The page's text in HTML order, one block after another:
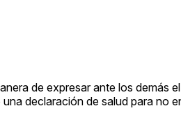
de expresar ante los demás
declaración de salud para no